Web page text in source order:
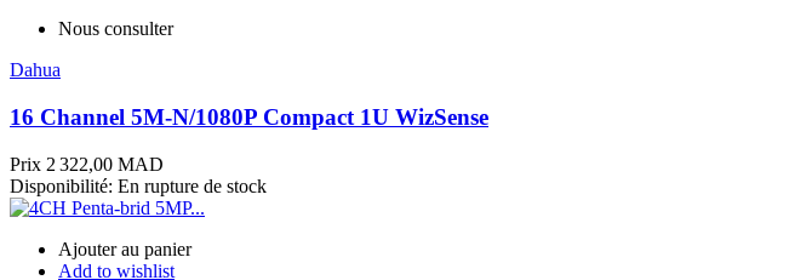
Nous consulter
Dahua
16 Channel 5M-N/1080P Compact 1U WizSense
Prix 2 322,00 MAD
Disponibilité: En rupture de stock
Ajouter au panier
Add to wishlist